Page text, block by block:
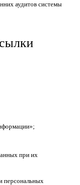
аудитов системы
при их
персональных